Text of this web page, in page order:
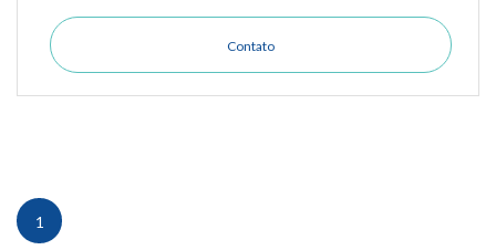
Contato
1